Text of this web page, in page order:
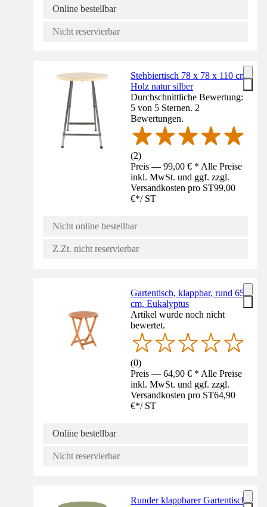
Online bestellbar
Nicht reservierbar
Stehbiertisch 78 x 78 x 110 cm
Holz natur silber
Durchschnittliche Bewertung:
5 von 5 Sternen. 2
Bewertungen.
(2)
Preis — 99,00 € * Alle Preise
inkl. MwSt. und ggf. zzgl.
Versandkosten pro ST99,00
€*/ ST
Nicht online bestellbar
Z.Zt. nicht reservierbar
Gartentisch, klappbar, rund 65
cm, Eukalyptus
Artikel wurde noch nicht
bewertet.
(0)
Preis — 64,90 € * Alle Preise
inkl. MwSt. und ggf. zzgl.
Versandkosten pro ST64,90
€*/ ST
Online bestellbar
Nicht reservierbar
Runder klappbarer Gartentisch